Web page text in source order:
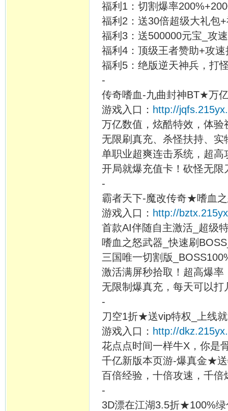
福利1：切割爆率
福利2：送30倍超级大礼包
福利3：送500000元宝_攻
福利4：顶级王者赞助+攻
福利5：绝版逆天神兵，打
-
传奇嗜血-九曲封神BT★万
游戏入口： http://
万亿数值，炫酷特效，体验
无限刷真充、杀怪扶持、
单职业超爽连击系统，超
开局就爆充值卡！砍怪无限
-
霸者天下-魔改传奇★嗜血
游戏入口： http://
首款AI伴随自主激活_超级
嗜血之怒武器_快速刷
三国唯一切割版
激活满屏秒拾取！超高爆
无限制爆真充，每天可以
-
刀空1折★送vip特权_上线
游戏入口： http://
花点点时间一样牛X，你是
千亿新版本页游-爆真金★
百倍经验，十倍攻速，千倍
-
3D漂在江湖3.5折★100%